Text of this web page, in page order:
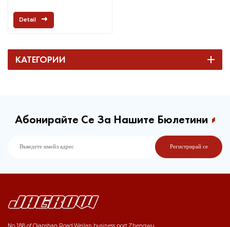
Detail
КАТЕГОРИИ
Абонирайте Се За Нашите Бюлетини